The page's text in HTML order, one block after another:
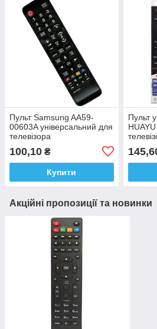
Пульт Samsung AA59-
00603A універсальний для
телевізора
100,10 ₴
Купити
Пульт
Акційні пропозиції та новинки